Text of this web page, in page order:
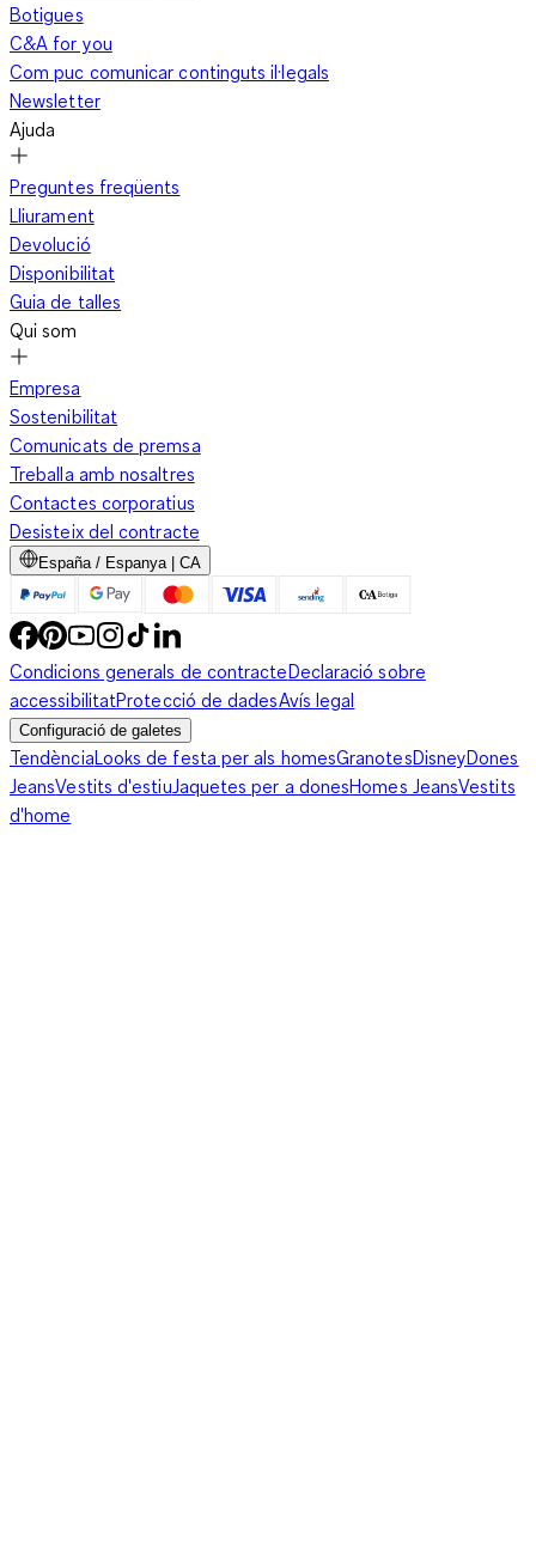
Botigues
C&A for you
Com puc comunicar continguts il·legals
Newsletter
Ajuda
Preguntes freqüents
Lliurament
Devolució
Disponibilitat
Guia de talles
Qui som
Empresa
Sostenibilitat
Comunicats de premsa
Treballa amb nosaltres
Contactes corporatius
Desisteix del contracte
España / Espanya | CA
Condicions generals de contracteDeclaració sobre
accessibilitatProtecció de dadesAvís legal
Configuració de galetes
TendènciaLooks de festa per als homesGranotesDisneyDones
JeansVestits d'estiuJaquetes per a donesHomes JeansVestits
d'home